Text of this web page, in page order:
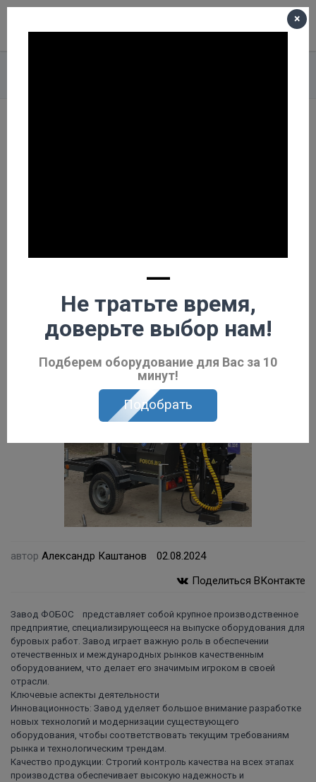
Челябинск
автор Александр Каштанов
02.08.2024
Поделиться ВКонтакте
Завод ФОБОС
представляет собой крупное производственное
предприятие, специализирующееся на выпуске оборудования для
буровых работ. Завод играет важную роль в обеспечении
отечественных и международных рынков качественным
оборудованием, что делает его значимым игроком в своей
отрасли.
Ключевые аспекты деятельности
Инновационность: Завод уделяет большое внимание разработке
новых технологий и модернизации существующего
оборудования, чтобы соответствовать текущим требованиям
рынка и технологическим трендам.
Качество продукции: Строгий контроль качества на всех этапах
производства обеспечивает высокую надежность и
×
—
Не тратьте время,
доверьте выбор нам!
Подберем оборудование для Вас за 10
минут!
Подобрать